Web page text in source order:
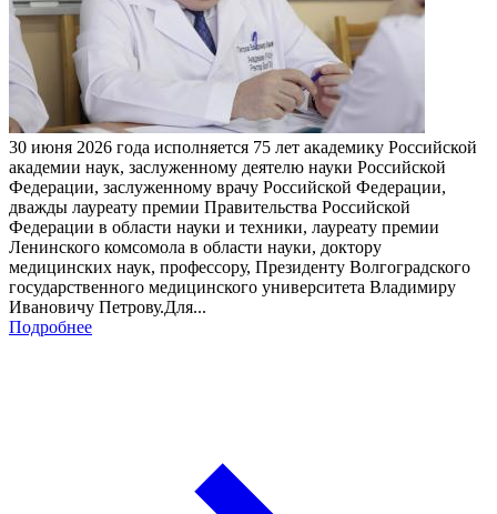
30 июня 2026 года исполняется 75 лет академику Российской
академии наук, заслуженному деятелю науки Российской
Федерации, заслуженному врачу Российской Федерации,
дважды лауреату премии Правительства Российской
Федерации в области науки и техники, лауреату премии
Ленинского комсомола в области науки, доктору
медицинских наук, профессору, Президенту Волгоградского
государственного медицинского университета Владимиру
Ивановичу Петрову.Для...
Подробнее